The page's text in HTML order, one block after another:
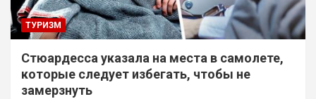
ТУРИЗМ
Стюардесса указала на места в самолете,
которые следует избегать, чтобы не
замерзнуть